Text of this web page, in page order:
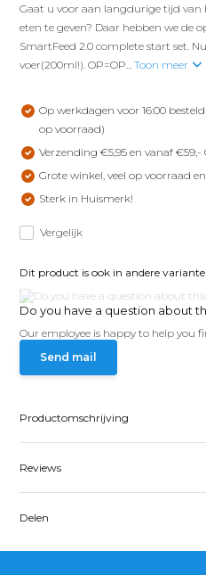
Gaat u voor aan langdurige tijd van
eten te geven? Daar hebben we de
SmartFeed 2.0 complete start set.
voer(200ml!). OP=OP...Toon meer
Op werkdagen voor 16:00
op voorraad)
Verzending €5,95 en vanaf €59,-
Grote winkel, veel op voorraad
Sterk in Huismerk!
Vergelijk
Dit product is ook in andere
Do you have a question about
Our employee is happy to help you
Send mail
Productomschrijving
Reviews
Delen